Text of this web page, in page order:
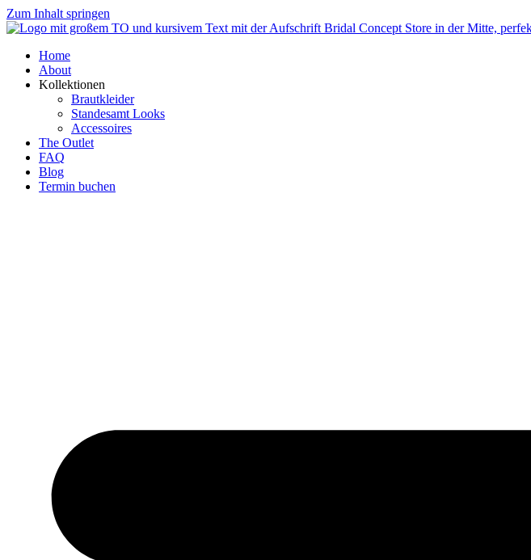
Zum Inhalt springen
Home
About
Kollektionen
Brautkleider
Standesamt Looks
Accessoires
The Outlet
FAQ
Blog
Termin buchen